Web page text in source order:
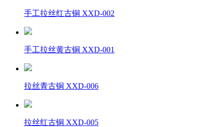
手工拉丝红古铜 XXD-002
手工拉丝黄古铜 XXD-001
拉丝青古铜 XXD-006
拉丝红古铜 XXD-005